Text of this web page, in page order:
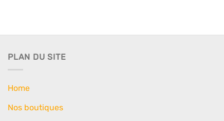
PLAN DU SITE
Home
Nos boutiques